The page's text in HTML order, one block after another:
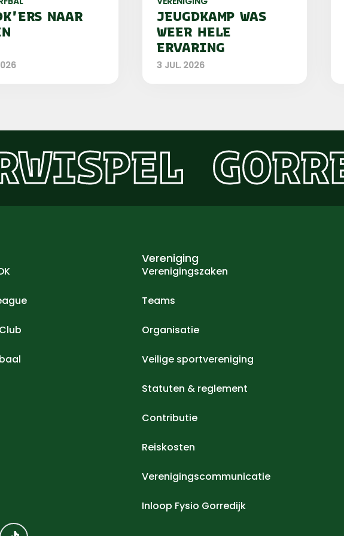
NAAR
JEUGDKAMP WAS
WEER HELE
ERVARING
3 JUL. 2026
Vereniging
Verenigingszaken
Teams
Organisatie
Veilige sportvereniging
Statuten & reglement
Contributie
Reiskosten
Verenigingscommunicatie
Inloop Fysio Gorredijk
TikTok